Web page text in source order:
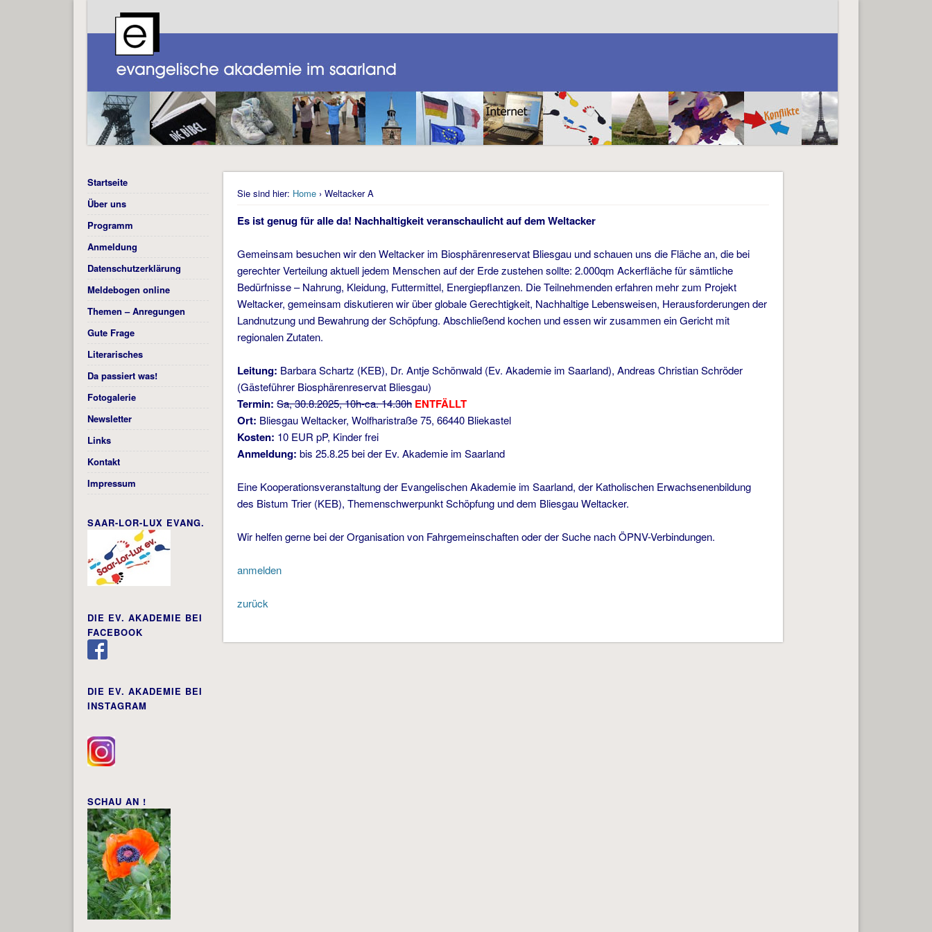
Sie sind hier: Home › Weltacker A
Es ist genug für alle da! Nachhaltigkeit veranschaulicht auf dem Weltacker
Gemeinsam besuchen wir den Weltacker im Biosphärenreservat Bliesgau und schauen uns die Fläche an, die bei
gerechter Verteilung aktuell jedem Menschen auf der Erde zustehen sollte: 2.000qm Ackerfläche für sämtliche
Bedürfnisse – Nahrung, Kleidung, Futtermittel, Energiepflanzen. Die Teilnehmenden erfahren mehr zum Projekt
Weltacker, gemeinsam diskutieren wir über globale Gerechtigkeit, Nachhaltige Lebensweisen, Herausforderungen der
Landnutzung und Bewahrung der Schöpfung. Abschließend kochen und essen wir zusammen ein Gericht mit
regionalen Zutaten.
Leitung: Barbara Schartz (KEB), Dr. Antje Schönwald (Ev. Akademie im Saarland), Andreas Christian Schröder
(Gästeführer Biosphärenreservat Bliesgau)
Termin: Sa, 30.8.2025, 10h-ca. 14.30h ENTFÄLLT
Ort: Bliesgau Weltacker, Wolfharistraße 75, 66440 Bliekastel
Kosten: 10 EUR pP, Kinder frei
Anmeldung: bis 25.8.25 bei der Ev. Akademie im Saarland
Eine Kooperationsveranstaltung der Evangelischen Akademie im Saarland, der Katholischen Erwachsenenbildung
des Bistum Trier (KEB), Themenschwerpunkt Schöpfung und dem Bliesgau Weltacker.
Wir helfen gerne bei der Organisation von Fahrgemeinschaften oder der Suche nach ÖPNV-Verbindungen.
anmelden
zurück
Startseite
Über uns
Programm
Anmeldung
Datenschutzerklärung
Meldebogen online
Themen – Anregungen
Gute Frage
Literarisches
Da passiert was!
Fotogalerie
Newsletter
Links
Kontakt
Impressum
SAAR-LOR-LUX EVANG.
DIE EV. AKADEMIE BEI
FACEBOOK
DIE EV. AKADEMIE BEI
INSTAGRAM
SCHAU AN !